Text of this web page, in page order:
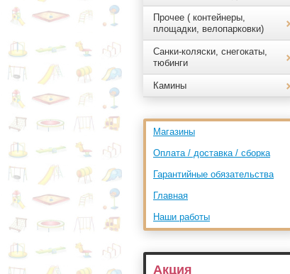
Прочее ( контейнеры,
площадки, велопарковки)
Санки-коляски, снегокаты,
тюбинги
Камины
Магазины
Оплата / доставка / сборка
Гарантийные обязательства
Главная
Наши работы
Акция